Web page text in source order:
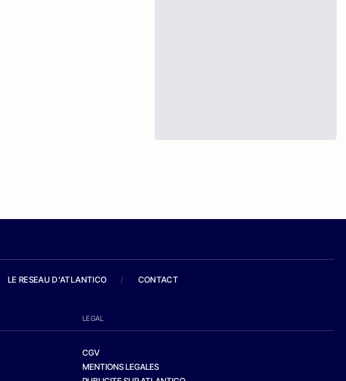
LE RESEAU D'ATLANTICO / CONTACT
LEGAL
CGV
MENTIONS LEGALES